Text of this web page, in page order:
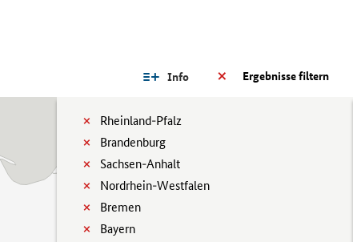
Ergebnisse filtern
Info
Rheinland-Pfalz
Brandenburg
Sachsen-Anhalt
Nordrhein-Westfalen
Bremen
Bayern